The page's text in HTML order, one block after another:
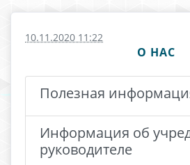
10.11.2020 11:22
О НАС
Полезная
Информация об
руководителе